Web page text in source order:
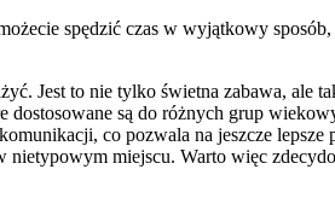
spędzić czas w wyjątkowy
Jest to nie tylko świetna zabawa, ale
są do różnych grup
co pozwala na jeszcze lepsze
miejscu. Warto więc